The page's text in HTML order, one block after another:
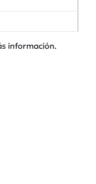
información.